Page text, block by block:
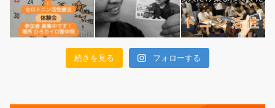
続きを見る フォローする